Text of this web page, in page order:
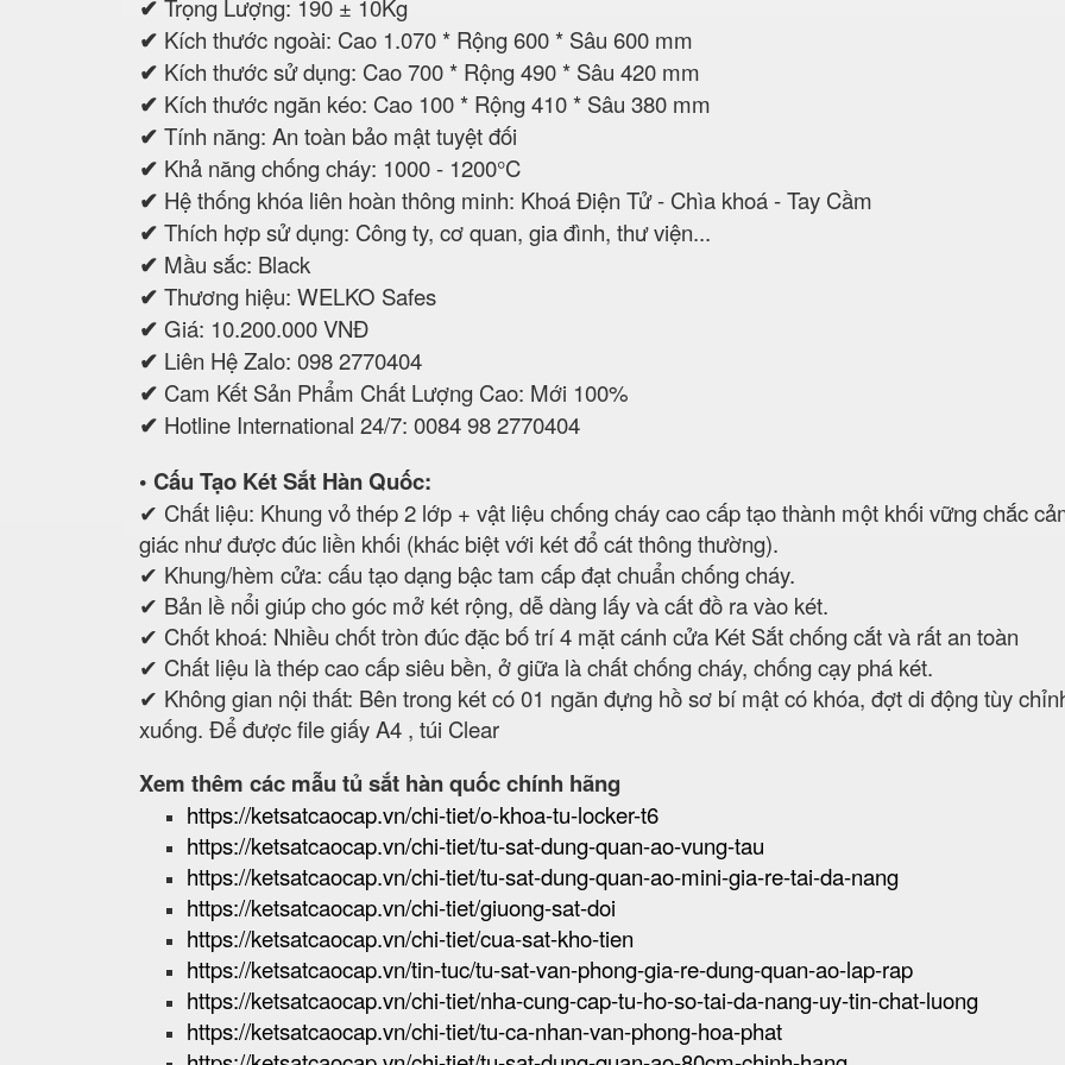
✔ Trọng Lượng: 190 ± 10Kg
✔ Kích thước ngoài: Cao 1.070 * Rộng 600 * Sâu 600 mm
✔ Kích thước sử dụng: Cao 700 * Rộng 490 * Sâu 420 mm
✔ Kích thước ngăn kéo: Cao 100 * Rộng 410 * Sâu 380 mm
✔ Tính năng: An toàn bảo mật tuyệt đối
✔ Khả năng chống cháy: 1000 - 1200°C
✔ Hệ thống khóa liên hoàn thông minh: Khoá Điện Tử - Chìa khoá - Tay Cầm
✔ Thích hợp sử dụng: Công ty, cơ quan, gia đình, thư viện...
✔ Mầu sắc: Black
✔ Thương hiệu: WELKO Safes
✔ Giá: 10.200.000 VNĐ
✔ Liên Hệ Zalo: 098 2770404
✔ Cam Kết Sản Phẩm Chất Lượng Cao: Mới 100%
✔ Hotline International 24/7: 0084 98 2770404
• Cấu Tạo Két Sắt Hàn Quốc:
✔ Chất liệu: Khung vỏ thép 2 lớp + vật liệu chống cháy cao cấp tạo thành một khối vững chắc
giác như được đúc liền khối (khác biệt với két đổ cát thông thường).
✔ Khung/hèm cửa: cấu tạo dạng bậc tam cấp đạt chuẩn chống cháy.
✔ Bản lề nổi giúp cho góc mở két rộng, dễ dàng lấy và cất đồ ra vào két.
✔ Chốt khoá: Nhiều chốt tròn đúc đặc bố trí 4 mặt cánh cửa Két Sắt chống cắt và rất an toàn
✔ Chất liệu là thép cao cấp siêu bền, ở giữa là chất chống cháy, chống cạy phá két.
✔ Không gian nội thất: Bên trong két có 01 ngăn đựng hồ sơ bí mật có khóa, đợt di động tùy
xuống. Để được file giấy A4 , túi Clear
Xem thêm các mẫu tủ sắt hàn quốc chính hãng
https://ketsatcaocap.vn/chi-tiet/o-khoa-tu-locker-t6
https://ketsatcaocap.vn/chi-tiet/tu-sat-dung-quan-ao-vung-tau
https://ketsatcaocap.vn/chi-tiet/tu-sat-dung-quan-ao-mini-gia-re-tai-da-nang
https://ketsatcaocap.vn/chi-tiet/giuong-sat-doi
https://ketsatcaocap.vn/chi-tiet/cua-sat-kho-tien
https://ketsatcaocap.vn/tin-tuc/tu-sat-van-phong-gia-re-dung-quan-ao-lap-rap
https://ketsatcaocap.vn/chi-tiet/nha-cung-cap-tu-ho-so-tai-da-nang-uy-tin-chat-luong
https://ketsatcaocap.vn/chi-tiet/tu-ca-nhan-van-phong-hoa-phat